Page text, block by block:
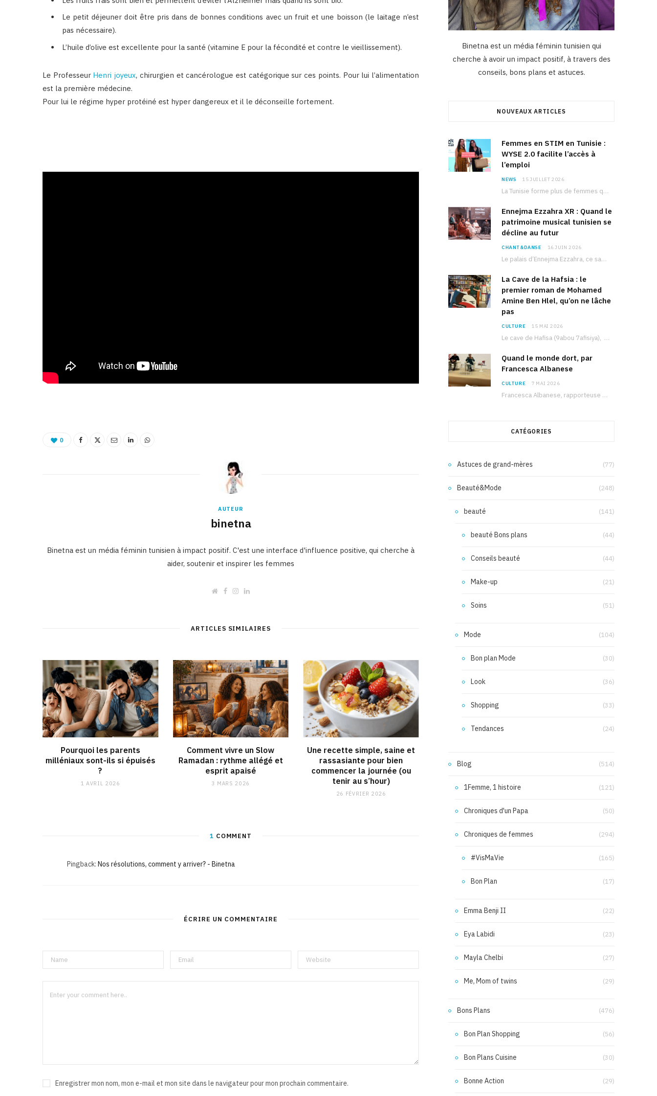
Le petit déjeuner doit être pris dans de bonnes conditions avec un fruit et une boisson (le laitage n’est
pas nécessaire).
L’huile d’olive est excellente pour la santé (vitamine E pour la fécondité et contre le vieillissement).
Le Professeur Henri joyeux, chirurgien et cancérologue est catégorique sur ces points. Pour lui l’alimentation
est la première médecine.
Pour lui le régime hyper protéiné est hyper dangereux et il le déconseille fortement.
0
AUTEUR
binetna
Binetna est un média féminin tunisien à impact positif. C'est une interface d'influence positive, qui cherche à
aider, soutenir et inspirer les femmes
W
t
e
F
o
o
I
g
r
L
d
I
ARTICLES SIMILAIRES
Pourquoi les parents
milléniaux sont-ils si épuisés
?
1 AVRIL 2026
Comment vivre un Slow
Ramadan : rythme allégé et
esprit apaisé
3 MARS 2026
Une recette simple, saine et
rassasiante pour bien
commencer la journée (ou
tenir au s’hour)
26 FÉVRIER 2026
1 COMMENT
Pingback: Nos résolutions, comment y arriver? - Binetna
ÉCRIRE UN COMMENTAIRE
Enregistrer mon nom, mon e-mail et mon site dans le navigateur pour mon prochain commentaire.
Binetna est un média féminin tunisien qui
cherche à avoir un impact positif, à travers des
conseils, bons plans et astuces.
NOUVEAUX ARTICLES
Femmes en STIM en Tunisie :
WYSE 2.0 facilite l’accès à
l’emploi
NEWS 15 JUILLET 2026
La Tunisie forme plus de femmes que d’hommes dans les filières scientifiques. Pourtant, pour beaucoup…
Ennejma Ezzahra XR : Quand le
patrimoine musical tunisien se
décline au futur
CHANT&DANSE 16 JUIN 2026
Le palais d’Ennejma Ezzahra, ce sanctuaire de la musique tunisienne et méditerranéenne construit par le…
La Cave de la Hafsia : le
premier roman de Mohamed
Amine Ben Hlel, qu’on ne lâche
pas
CULTURE 15 MAI 2026
Le cave de Hafisa (9abou 7afisiya), premier roman du journaliste tunisien Mohamed Amine Ben Hlel,…
Quand le monde dort, par
Francesca Albanese
CULTURE 7 MAI 2026
Francesca Albanese, rapporteuse spéciale de l’ONU sur les territoires palestiniens occupés, était à Tunis pour…
CATÉGORIES
Astuces de grand-mères (77)
Beauté&Mode (248)
beauté (141)
beauté Bons plans (44)
Conseils beauté (44)
Make-up (21)
Soins (51)
Mode (104)
Bon plan Mode (30)
Look (36)
Shopping (33)
Tendances (24)
Blog (514)
1Femme, 1 histoire (121)
Chroniques d'un Papa (50)
Chroniques de femmes (294)
#VisMaVie (165)
Bon Plan (17)
Emma Benji II (22)
Eya Labidi (23)
Mayla Chelbi (27)
Me, Mom of twins (29)
Bons Plans (476)
Bon Plan Shopping (56)
Bon Plans Cuisine (30)
Bonne Action (29)